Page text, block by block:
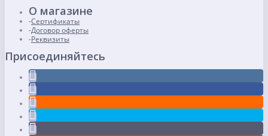
О магазине
Сертификаты
Договор оферты
Реквизиты
Присоединяйтесь